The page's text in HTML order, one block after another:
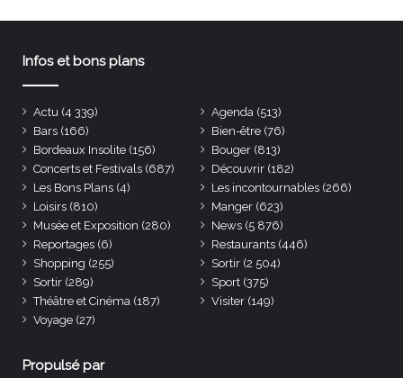
Infos et bons plans
Actu (4 339) Agenda (513)
Bars (166) Bien-être (76)
Bordeaux Insolite (156) Bouger (813)
Concerts et Festivals (687) Découvrir (182)
Les Bons Plans (4) Les incontournables (266)
Loisirs (810) Manger (623)
Musée et Exposition (280) News (5 876)
Reportages (6) Restaurants (446)
Shopping (255) Sortir (2 504)
Sortir (289) Sport (375)
Théâtre et Cinéma (187) Visiter (149)
Voyage (27)
Propulsé par